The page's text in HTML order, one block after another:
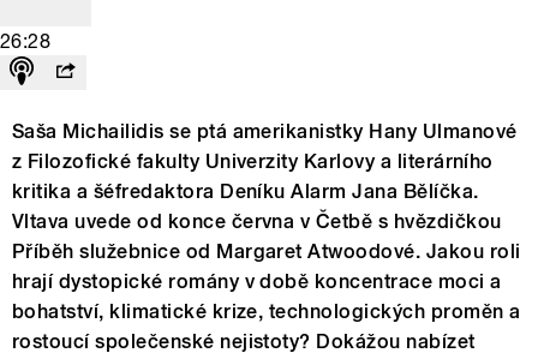
26:28
Saša Michailidis se ptá amerikanistky Hany Ulmanové
z Filozofické fakulty Univerzity Karlovy a literárního
kritika a šéfredaktora Deníku Alarm Jana Bělíčka.
Vltava uvede od konce června v Četbě s hvězdičkou
Příběh služebnice od Margaret Atwoodové. Jakou roli
hrají dystopické romány v době koncentrace moci a
bohatství, klimatické krize, technologických proměn a
rostoucí společenské nejistoty? Dokážou nabízet